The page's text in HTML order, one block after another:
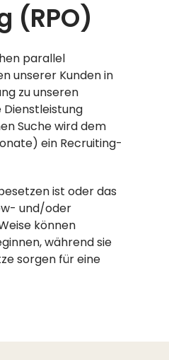
(RPO)
parallel
unserer Kunden in
zu unseren
Dienstleistung
Suche wird dem
ein Recruiting-
ist oder das
und/oder
können
während sie
sorgen für eine